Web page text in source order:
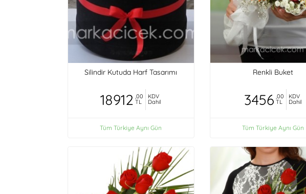
Silindir Kutuda Harf Tasarımı
18912 ,00
TL
KDV
Dahil
Tüm Türkiye Aynı Gün
Renkli Buket
3456 ,00
TL
KDV
Dahil
Tüm Türkiye Aynı Gün